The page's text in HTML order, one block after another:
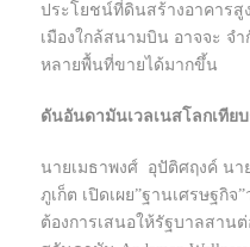
ประโยชน์ที่ดินสร้างอาคารสู
เมืองใกล้สนามบิน อาจจะ จ
หลายพื้นที่ขายได้มากขึ้น
ดันอันดามันเวลเนสโลกเทีย
นายเมธาพงศ์ อุปัติศฤงค์ นา
ภูเก็ต เปิดเผย”ฐานเศรษฐกิจ
ต้องการเสนอให้รัฐบาลสานต่